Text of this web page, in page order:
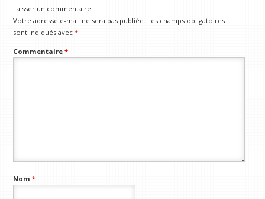
Laisser un commentaire
Votre adresse e-mail ne sera pas publiée. Les champs obligatoires
sont indiqués avec*
Commentaire*
Nom*